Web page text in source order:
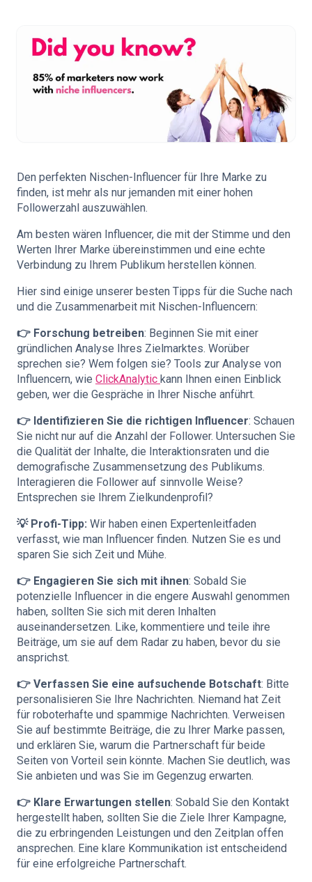
Den perfekten Nischen-Influencer für Ihre Marke zu
finden, ist mehr als nur jemanden mit einer hohen
Followerzahl auszuwählen.
Am besten wären Influencer, die mit der Stimme und den
Werten Ihrer Marke übereinstimmen und eine echte
Verbindung zu Ihrem Publikum herstellen können.
Hier sind einige unserer besten Tipps für die Suche nach
und die Zusammenarbeit mit Nischen-Influencern:
👉 Forschung betreiben: Beginnen Sie mit einer
gründlichen Analyse Ihres Zielmarktes. Worüber
sprechen sie? Wem folgen sie? Tools zur Analyse von
Influencern, wie ClickAnalytic kann Ihnen einen Einblick
geben, wer die Gespräche in Ihrer Nische anführt.
👉 Identifizieren Sie die richtigen Influencer: Schauen
Sie nicht nur auf die Anzahl der Follower. Untersuchen Sie
die Qualität der Inhalte, die Interaktionsraten und die
demografische Zusammensetzung des Publikums.
Interagieren die Follower auf sinnvolle Weise?
Entsprechen sie Ihrem Zielkundenprofil?
💡 Profi-Tipp: Wir haben einen Expertenleitfaden
verfasst, wie man Influencer finden. Nutzen Sie es und
sparen Sie sich Zeit und Mühe.
👉 Engagieren Sie sich mit ihnen: Sobald Sie
potenzielle Influencer in die engere Auswahl genommen
haben, sollten Sie sich mit deren Inhalten
auseinandersetzen. Like, kommentiere und teile ihre
Beiträge, um sie auf dem Radar zu haben, bevor du sie
ansprichst.
👉 Verfassen Sie eine aufsuchende Botschaft: Bitte
personalisieren Sie Ihre Nachrichten. Niemand hat Zeit
für roboterhafte und spammige Nachrichten. Verweisen
Sie auf bestimmte Beiträge, die zu Ihrer Marke passen,
und erklären Sie, warum die Partnerschaft für beide
Seiten von Vorteil sein könnte. Machen Sie deutlich, was
Sie anbieten und was Sie im Gegenzug erwarten.
👉 Klare Erwartungen stellen: Sobald Sie den Kontakt
hergestellt haben, sollten Sie die Ziele Ihrer Kampagne,
die zu erbringenden Leistungen und den Zeitplan offen
ansprechen. Eine klare Kommunikation ist entscheidend
für eine erfolgreiche Partnerschaft.